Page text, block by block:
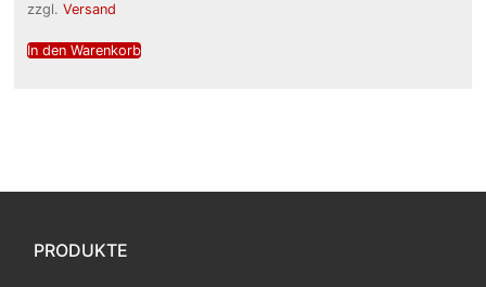
zzgl. Versand
In den Warenkorb
PRODUKTE